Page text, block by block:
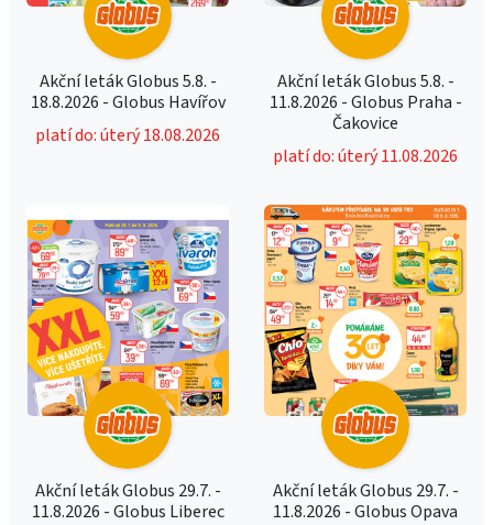
Akční leták Globus 5.8. -
18.8.2026 - Globus Havířov
platí do: úterý 18.08.2026
Akční leták Globus 5.8. -
11.8.2026 - Globus Praha -
Čakovice
platí do: úterý 11.08.2026
Akční leták Globus 29.7. -
11.8.2026 - Globus Liberec
Akční leták Globus 29.7. -
11.8.2026 - Globus Opava